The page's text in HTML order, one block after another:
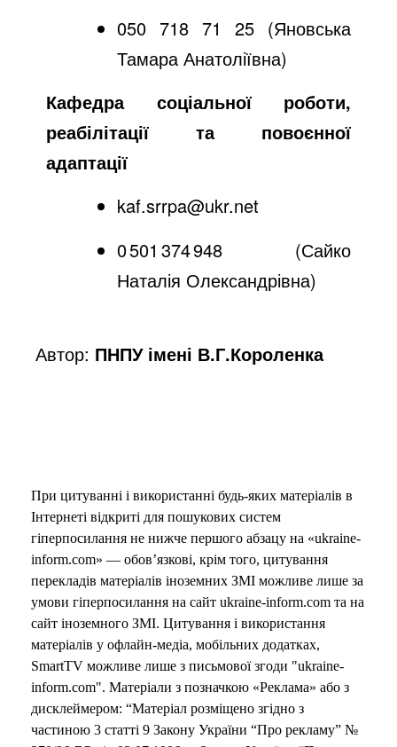
050 718 71 25 (Яновська
Тамара Анатоліївна)
Кафедра соціальної роботи,
реабілітації та повоєнної
адаптації
kaf.srrpa@ukr.net
0 501 374 948 (Сайко
Наталія Олександрівна)
Автор: ПНПУ імені В.Г.Короленка
При цитуванні і використанні будь-яких матеріалів в
Інтернеті відкриті для пошукових систем
гіперпосилання не нижче першого абзацу на «ukraine-
inform.com» — обов’язкові, крім того, цитування
перекладів матеріалів іноземних ЗМІ можливе лише за
умови гіперпосилання на сайт ukraine-inform.com та на
сайт іноземного ЗМІ. Цитування і використання
матеріалів у офлайн-медіа, мобільних додатках,
SmartTV можливе лише з письмової згоди "ukraine-
inform.com". Матеріали з позначкою «Реклама» або з
дисклеймером: “Матеріал розміщено згідно з
частиною 3 статті 9 Закону України “Про рекламу” №